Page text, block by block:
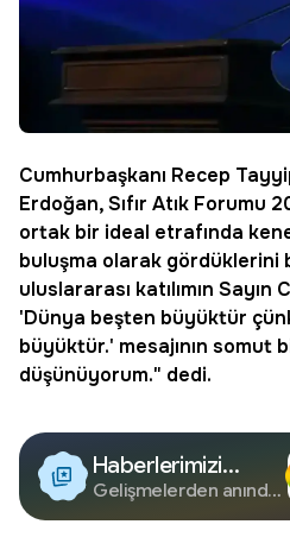
Cumhurbaşkanı Recep
Erdoğan,Sıfır Atık Forumu
ortak bir ideal etrafında
buluşma olarak gördüklerini
uluslararası katılımın Sayın
'Dünya beşten büyüktür
büyüktür.' mesajının somut
düşünüyorum." dedi.
Haberlerimizi
Google'da Takip
Edin
Gelişmelerden anında